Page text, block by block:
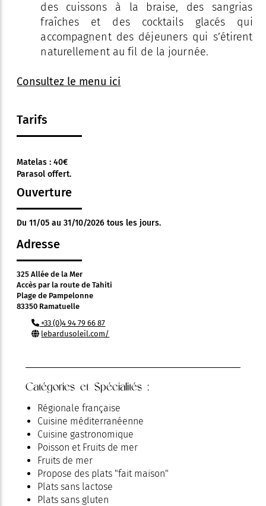
des cuissons à la braise, des sangrias
fraîches et des cocktails glacés qui
accompagnent des déjeuners qui s’étirent
naturellement au fil de la journée.
Consultez le menu ici
Tarifs
Matelas : 40€
Parasol offert.
Ouverture
Du 11/05 au 31/10/2026 tous les jours.
Adresse
325 Allée de la Mer
Accès par la route de Tahiti
Plage de Pampelonne
83350 Ramatuelle
+33 (0)4 94 79 66 87
lebardusoleil.com/
Catégories et Spécialités :
Régionale française
Cuisine méditerranéenne
Cuisine gastronomique
Poisson et Fruits de mer
Fruits de mer
Propose des plats "fait maison"
Plats sans lactose
Plats sans gluten